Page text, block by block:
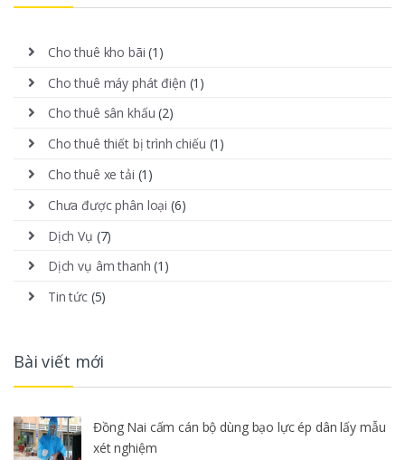
Cho thuê kho bãi (1)
Cho thuê máy phát điện (1)
Cho thuê sân khấu (2)
Cho thuê thiết bị trình chiếu (1)
Cho thuê xe tải (1)
Chưa được phân loại (6)
Dịch Vụ (7)
Dịch vụ âm thanh (1)
Tin tức(5)
Bài viết mới
Đồng Nai cấm cán bộ dùng bạo lực ép dân lấy mẫu
xét nghiệm